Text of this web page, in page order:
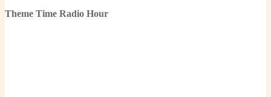
Theme Time Radio Hour